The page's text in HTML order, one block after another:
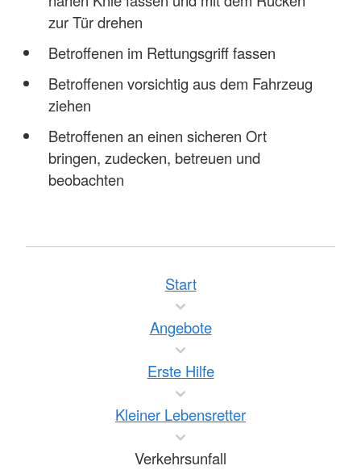
zur Tür drehen
Betroffenen im Rettungsgriff fassen
Betroffenen vorsichtig aus dem Fahrzeug
ziehen
Betroffenen an einen sicheren Ort
bringen, zudecken, betreuen und
beobachten
Start
Angebote
Erste Hilfe
Kleiner Lebensretter
Verkehrsunfall